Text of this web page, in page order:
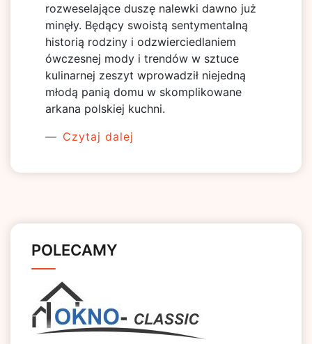
rozweselające duszę nalewki dawno już
minęły. Będący swoistą sentymentalną
historią rodziny i odzwierciedlaniem
ówczesnej mody i trendów w sztuce
kulinarnej zeszyt wprowadził niejedną
młodą panią domu w skomplikowane
arkana polskiej kuchni.
Czytaj dalej
POLECAMY